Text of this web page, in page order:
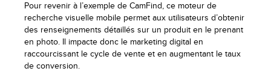
Pour revenir à l’exemple de CamFind, ce moteur de
recherche visuelle mobile permet aux utilisateurs d’obtenir
des renseignements détaillés sur un produit en le prenant
en photo. Il impacte donc le marketing digital en
raccourcissant le cycle de vente et en augmentant le taux
de conversion.